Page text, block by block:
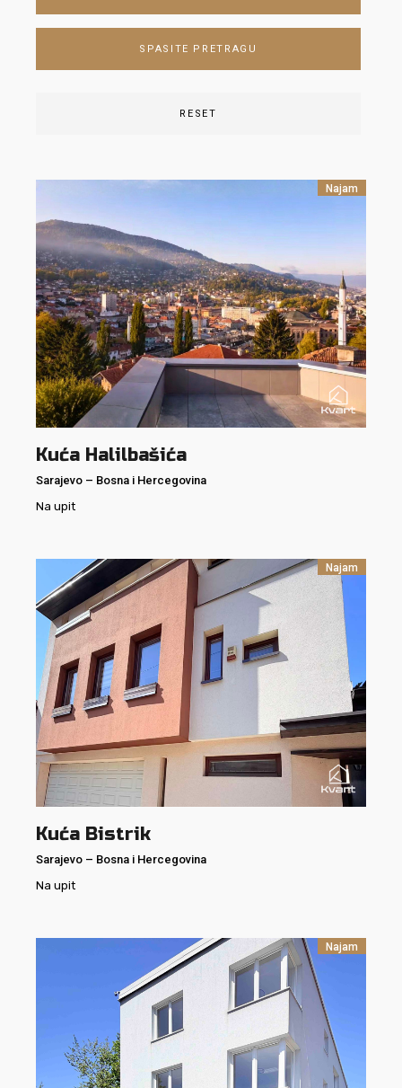
SPASITE PRETRAGU
RESET
Najam
Kuća Halilbašića
Sarajevo – Bosna i Hercegovina
Na upit
Najam
Kuća Bistrik
Sarajevo – Bosna i Hercegovina
Na upit
Najam